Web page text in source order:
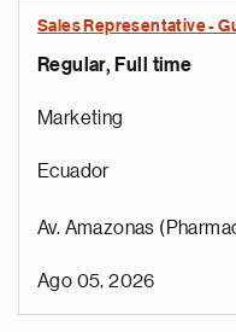
Sales Representative -
Regular, Full time
Marketing
Ecuador
Av. Amazonas
Ago 05, 2026